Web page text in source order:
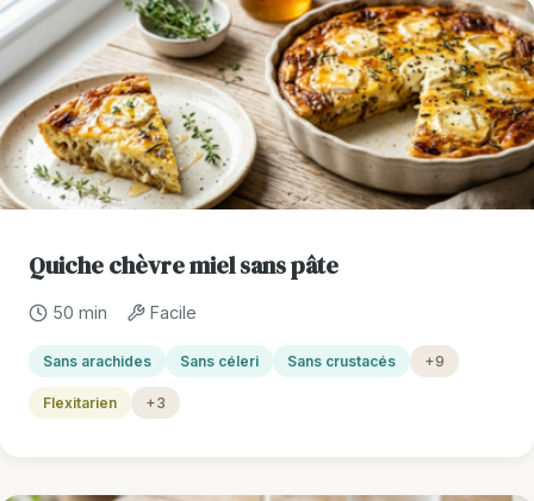
Quiche chèvre miel sans pâte
50 min Facile
Sans arachides Sans céleri Sans crustacés +9
Flexitarien +3